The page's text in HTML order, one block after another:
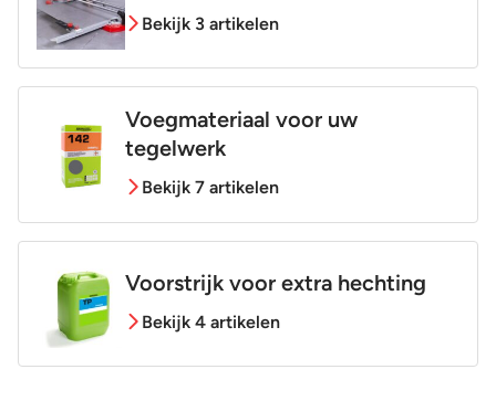
Bekijk 3 artikelen
Voegmateriaal voor uw
tegelwerk
Bekijk 7 artikelen
Voorstrijk voor extra hechting
Bekijk 4 artikelen